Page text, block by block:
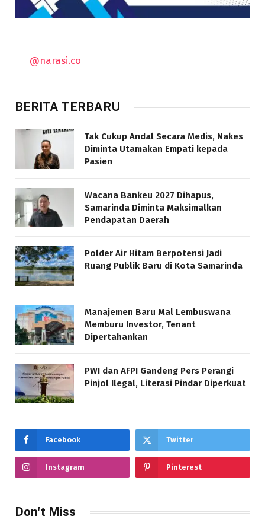
@narasi.co
BERITA TERBARU
Tak Cukup Andal Secara Medis, Nakes
Diminta Utamakan Empati kepada
Pasien
Wacana Bankeu 2027 Dihapus,
Samarinda Diminta Maksimalkan
Pendapatan Daerah
Polder Air Hitam Berpotensi Jadi
Ruang Publik Baru di Kota Samarinda
Manajemen Baru Mal Lembuswana
Memburu Investor, Tenant
Dipertahankan
PWI dan AFPI Gandeng Pers Perangi
Pinjol Ilegal, Literasi Pindar Diperkuat
Facebook Twitter
Instagram Pinterest
Don't Miss